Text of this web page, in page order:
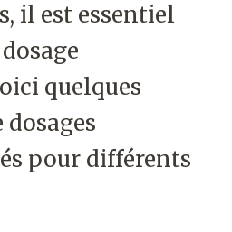
il est essentiel
quelques
pour différents